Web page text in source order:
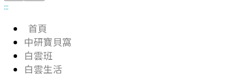
:::
首頁
中研寶貝窩
白雲班
白雲生活